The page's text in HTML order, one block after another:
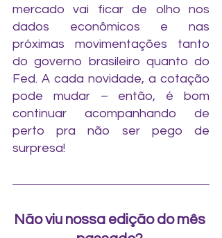
mercado vai ficar de olho nos
dados econômicos e nas
próximas movimentações tanto
do governo brasileiro quanto do
Fed. A cada novidade, a cotação
pode mudar – então, é bom
continuar acompanhando de
perto pra não ser pego de
surpresa!
Não viu nossa edição do mês